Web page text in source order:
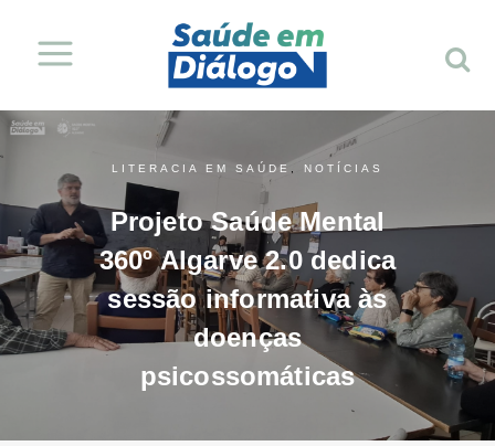
LITERACIA EM SAÚDE NOTÍCIAS
Projeto Saúde Mental
360º Algarve 2.0 dedica
sessão informativa às
doenças
psicossomáticas